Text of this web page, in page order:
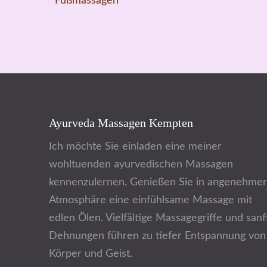
Ayurveda Massagen Kempten
Ich möchte Sie einladen eine meiner
wohltuenden ayurvedischen Massagen
kennenzulernen. Genießen Sie in angenehmer
Atmosphäre eine einfühlsame Massage mit
edlen Ölen. Vielfältige Massagegriffe und
Dehnungen führen zu tiefer Entspannung von
Körper und Geist.